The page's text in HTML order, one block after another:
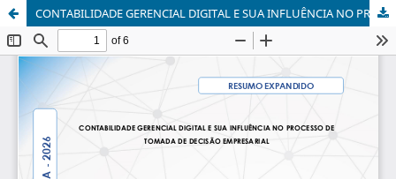
CONTABILIDADE GERENCIAL DIGITAL E SUA INFLUÊNCIA NO PROCESSO DE TOMADA DE DECISÃO EMPRESARIAL